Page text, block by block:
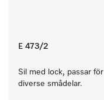
E 473/2
Sil med lock, passar för
diverse smådelar.